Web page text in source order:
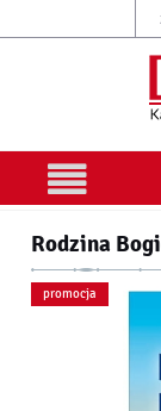
Rodzina
promocja